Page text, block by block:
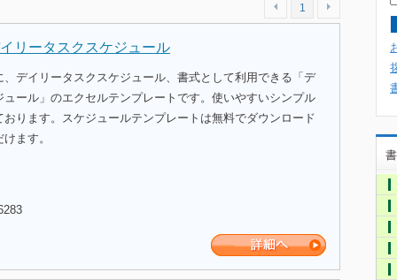
1
リータスクスケジュール
、デイリータスクスケジュール、書式として利用できる「デ
ュール」のエクセルテンプレートです。使いやすいシンプル
ります。スケジュールテンプレートは無料でダウンロード
ます。